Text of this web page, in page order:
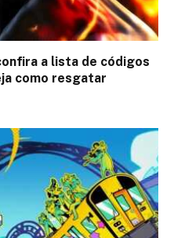
a lista de códigos
como resgatar